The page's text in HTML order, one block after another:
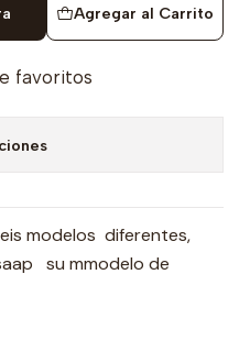
Agregar al Carrito
favoritos
modelos diferentes,
su mmodelo de